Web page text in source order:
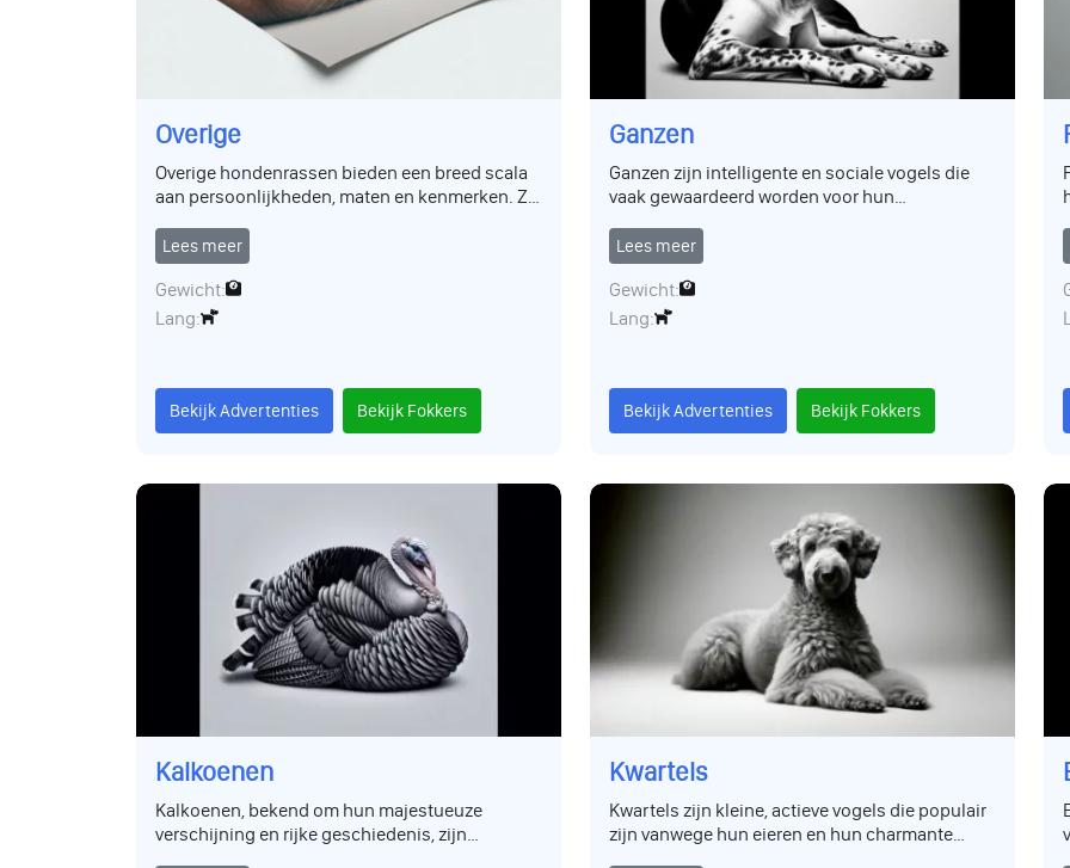
Overige
Overige hondenrassen bieden een breed scala
aan persoonlijkheden, maten en kenmerken. Ze
gezelschap bieden aan de juiste eigenaar. Deze
rassen kunnen variëren van zeldzaam tot
minder bekend, maar zijn net zo liefdevol.
Lees meer
Gewicht:
Lang:
Bekijk Advertenties Bekijk Fokkers
Ganzen
Ganzen zijn intelligente en sociale vogels die
vaak gewaardeerd worden voor hun
territoriuminstinct en vormen een hechte band
met hun verzorger. Hun gracieuze verschijning
en aanpassingsvermogen maken ze geliefd op
boerderijen en als huisdier.
Lees meer
Gewicht:
Lang:
Bekijk Advertenties Bekijk Fokkers
Kalkoenen
Kalkoenen, bekend om hun majestueuze
verschijning en rijke geschiedenis, zijn
Kwartels
Kwartels zijn kleine, actieve vogels die populair
zijn vanwege hun eieren en hun charmante